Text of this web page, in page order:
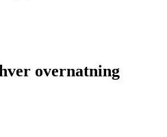
overnatning